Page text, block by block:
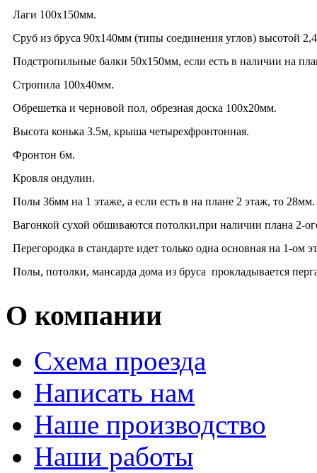
Лаги 100x150мм.
Cруб из бруса 90x140мм (типы соединения углов) высотой
Подстропильные балки 50x150мм, если есть в наличии на
Cтропила 100x40мм.
Обрешетка и черновой пол, обрезная доска 100х20мм.
Высота конька 3.5м, крыша четырехфронтонная.
Фронтон 6м.
Кровля ондулин.
Полы 36мм на 1 этаже, а если есть в на плане 2 этаж, то 28мм.
Вагонкой сухой обшиваются потолки,при наличии плана 2-
Перегородка в стандарте идет только одна основная на 1-ом
Полы, потолки, мансарда дома из бруса прокладывается
О компании
Схема проезда
Написать нам
Наше производство
Наши работы